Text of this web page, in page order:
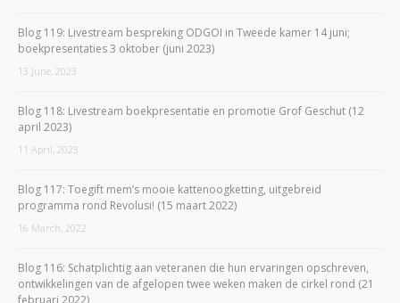
Blog 119: Livestream bespreking ODGOI in Tweede kamer 14 juni;
boekpresentaties 3 oktober (juni 2023)
13 June, 2023
Blog 118: Livestream boekpresentatie en promotie Grof Geschut (12
april 2023)
11 April, 2023
Blog 117: Toegift mem’s mooie kattenoogketting, uitgebreid
programma rond Revolusi! (15 maart 2022)
16 March, 2022
Blog 116: Schatplichtig aan veteranen die hun ervaringen opschreven,
ontwikkelingen van de afgelopen twee weken maken de cirkel rond (21
februari 2022)